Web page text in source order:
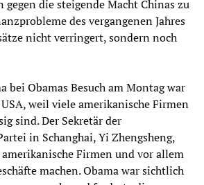
die steigende Macht Chinas zu
des vergangenen Jahres
nicht verringert, sondern noch
bei Obamas Besuch am Montag war
weil viele amerikanische Firmen
sind. Der Sekretär der
in Schanghai, Yi Zhengsheng,
Firmen und vor allem
machen. Obama war sichtlich